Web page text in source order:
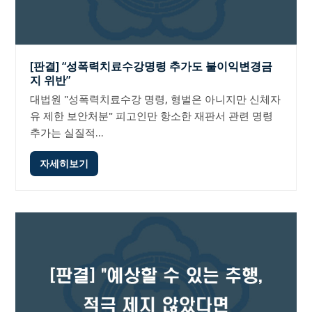
[판결] “성폭력치료수강명령 추가도 불이익변경금
지 위반”
대법원 "성폭력치료수강 명령, 형벌은 아니지만 신체자
유 제한 보안처분" 피고인만 항소한 재판서 관련 명령
추가는 실질적…
자세히보기